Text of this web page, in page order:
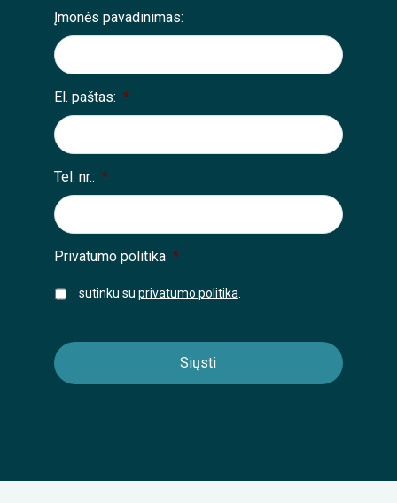
Įmonės pavadinimas:
El. paštas: *
Tel. nr.: *
Privatumo politika *
sutinku su privatumo politika